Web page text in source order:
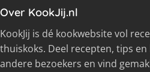
Over KookJij.nl
KookJij is dé kookwebsite vol
thuiskoks. Deel recepten, tips
andere bezoekers en vind